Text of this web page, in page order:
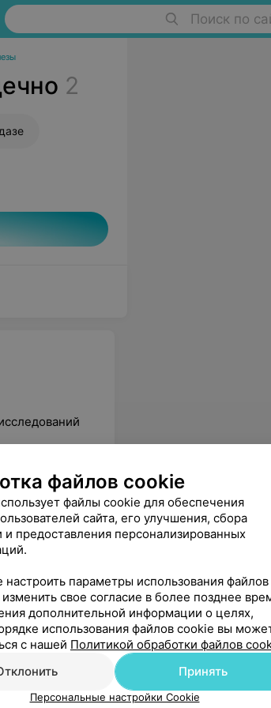
Поиск по
2
Все цены
на узи ?
файлов cookie
файлы cookie для обеспечения
сайта, его улучшения, сбора
и предоставления персонализированных
параметры использования файлов
свое согласие в более позднее
дополнительной информации о целях,
использования файлов cookie вы
с нашей Политикой обработки файлов
Принять
Персональные настройки Cookie